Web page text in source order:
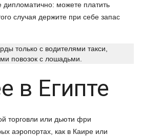
дипломатично: можете платить
случая держите при себе запас
только с водителями такси,
повозок с лошадьми.
в Египте
торговли или дьюти фри
аэропортах, как в Каире или